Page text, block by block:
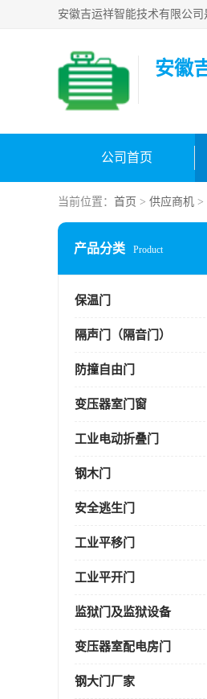
安徽
公司首页
当前位置： 首页 > 供应商机 >
产品分类 Product
保温门
隔声门（隔音门）
防撞自由门
变压器室门窗
工业电动折叠门
钢木门
安全逃生门
工业平移门
工业平开门
监狱门及监狱设备
变压器室配电房门
钢大门厂家